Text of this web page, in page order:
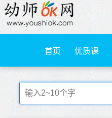
首页 优质课